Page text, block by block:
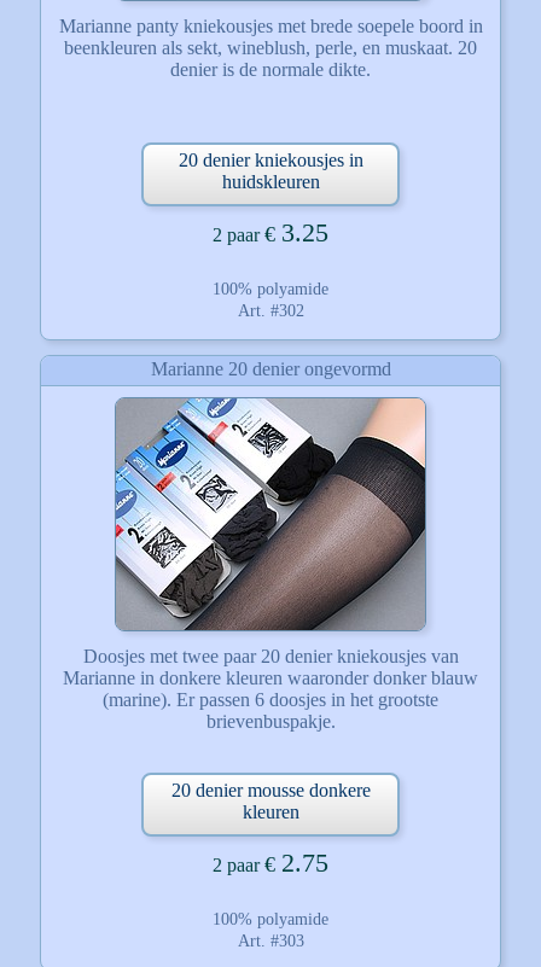
Marianne panty kniekousjes met brede soepele boord in
beenkleuren als sekt, wineblush, perle, en muskaat. 20
denier is de normale dikte.
Art. #302
2 paar€ 3.25
100% polyamide
20 denier kniekousjes in
huidskleuren
Marianne 20 denier ongevormd
Doosjes met twee paar 20 denier kniekousjes van
Marianne in donkere kleuren waaronder donker blauw
(marine). Er passen 6 doosjes in het grootste
brievenbuspakje.
Art. #303
2 paar€ 2.75
100% polyamide
20 denier mousse donkere
kleuren